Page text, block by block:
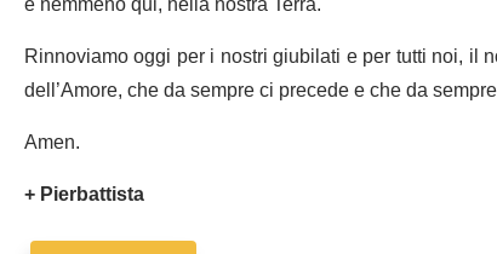
Rinnoviamo oggi per i nostri giubilati e per tutti noi, il
dell’Amore, che da sempre ci precede e che da
Amen.
+ Pierbattista